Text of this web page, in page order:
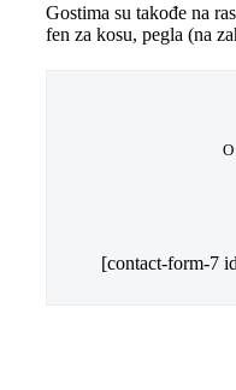
Gostima su takođe na
fen za kosu, pegla (na
[contact-form-7